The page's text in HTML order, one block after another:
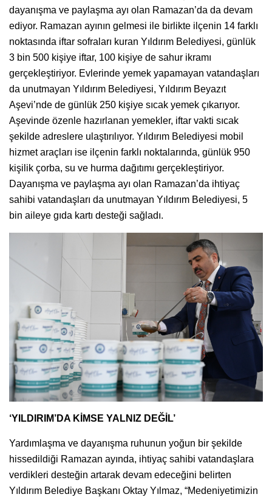
dayanışma ve paylaşma ayı olan Ramazan’da da devam
ediyor. Ramazan ayının gelmesi ile birlikte ilçenin 14 farklı
noktasında iftar sofraları kuran Yıldırım Belediyesi, günlük
3 bin 500 kişiye iftar, 100 kişiye de sahur ikramı
gerçekleştiriyor. Evlerinde yemek yapamayan vatandaşları
da unutmayan Yıldırım Belediyesi, Yıldırım Beyazıt
Aşevi’nde de günlük 250 kişiye sıcak yemek çıkarıyor.
Aşevinde özenle hazırlanan yemekler, iftar vakti sıcak
şekilde adreslere ulaştırılıyor. Yıldırım Belediyesi mobil
hizmet araçları ise ilçenin farklı noktalarında, günlük 950
kişilik çorba, su ve hurma dağıtımı gerçekleştiriyor.
Dayanışma ve paylaşma ayı olan Ramazan’da ihtiyaç
sahibi vatandaşları da unutmayan Yıldırım Belediyesi, 5
bin aileye gıda kartı desteği sağladı.
‘YILDIRIM’DA KİMSE YALNIZ DEĞİL’
Yardımlaşma ve dayanışma ruhunun yoğun bir şekilde
hissedildiği Ramazan ayında, ihtiyaç sahibi vatandaşlara
verdikleri desteğin artarak devam edeceğini belirten
Yıldırım Belediye Başkanı Oktay Yılmaz, “Medeniyetimizin